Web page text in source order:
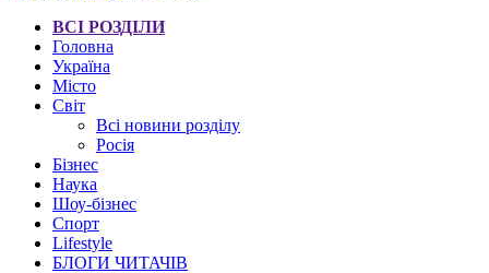
ВСІ РОЗДІЛИ
Головна
Україна
Місто
Світ
Всі новини розділу
Росія
Бізнес
Наука
Шоу-бізнес
Спорт
Lifestyle
БЛОГИ ЧИТАЧІВ